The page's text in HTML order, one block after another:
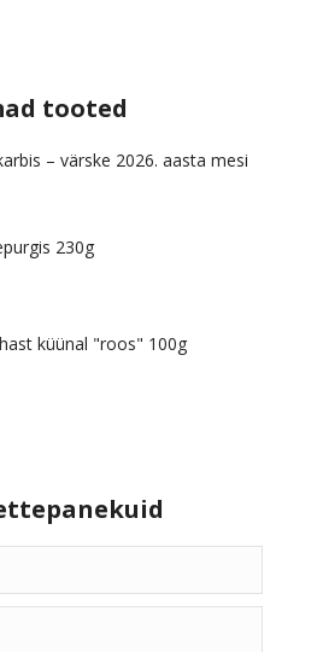
tooted
– värske 2026. aasta mesi
230g
küünal "roos" 100g